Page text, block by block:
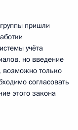
пришли
учёта
но введение
возможно только
согласовать
этого закона